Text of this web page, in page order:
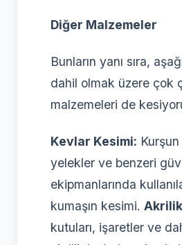
Diğer Malzemeler
Bunların yanı sıra,
dahil olmak üzere çok
malzemeleri de
Kevlar Kesimi:
yelekler ve benzeri
ekipmanlarında
kumaşın kesimi.
kutuları, işaretler ve